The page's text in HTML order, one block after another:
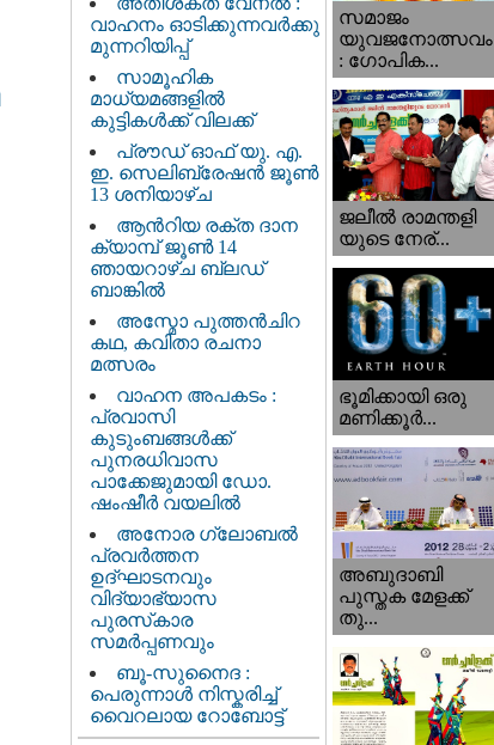
വാഹനം ഓടിക്കുന്നവർക്കു
മുന്നറിയിപ്പ്
സാമൂഹിക
മാധ്യമങ്ങളിൽ
കുട്ടികൾക്ക് വിലക്ക്
പ്രൗഡ് ഓഫ് യു. എ.
ഇ. സെലിബ്രേഷൻ ജൂൺ
13 ശനിയാഴ്ച
ആൻറിയ രക്ത ദാന
ക്യാമ്പ് ജൂൺ 14
ഞായറാഴ്ച ബ്ലഡ്
ബാങ്കിൽ
അസ്മോ പുത്തൻചിറ
കഥ, കവിതാ രചനാ
മത്സരം
വാഹന അപകടം :
പ്രവാസി
കുടുംബങ്ങൾക്ക്
പുനരധിവാസ
പാക്കേജുമായി ഡോ.
ഷംഷീർ വയലിൽ
അനോര ഗ്ലോബൽ
പ്രവർത്തന
ഉദ്ഘാടനവും
വിദ്യാഭ്യാസ
പുരസ്‌കാര
സമർപ്പണവും
ബൂ-സുനൈദ :
പെരുന്നാൾ നിസ്കരിച്ച്
വൈറലായ റോബോട്ട്
സമാജം
യുവജനോത്സവം
: ഗോപിക...
ജലീല്‍ രാമന്തളി
യുടെ നേര്...
ഭൂമിക്കായി ഒരു
മണിക്കൂര്‍...
അബുദാബി
പുസ്തക മേളക്ക്
തു...